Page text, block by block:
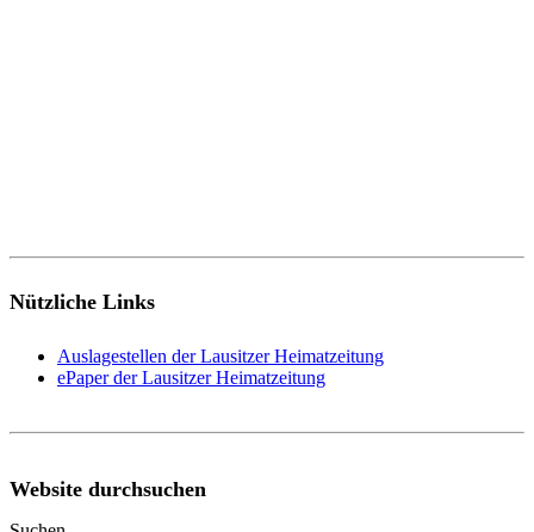
Nützliche Links
Auslagestellen der Lausitzer Heimatzeitung
ePaper der Lausitzer Heimatzeitung
Website durchsuchen